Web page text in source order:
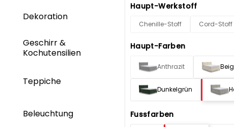
Dekoration
Geschirr &
Kochutensilien
Teppiche
Beleuchtung
Haupt-Werkstoff
Chenille-Stoff Cord-Stoff
Haupt-Farben
Anthrazit
Dunkelgrün
Fussfarben